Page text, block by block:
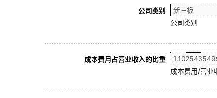
公司类别
公司类别
成本费用占营业收入的比重
成本费用/营业